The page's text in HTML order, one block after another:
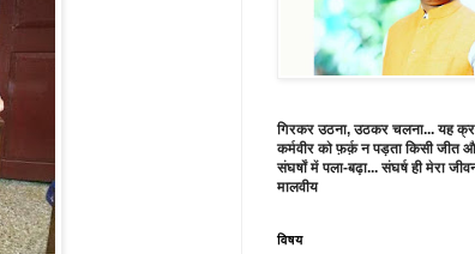
गिरकर उठना, उठकर चलना... यह
कर्मवीर को फ़र्क़ न पड़ता किसी जीत
संघर्षों में पला-बढ़ा... संघर्ष ही मेरा
मालवीय
विषय